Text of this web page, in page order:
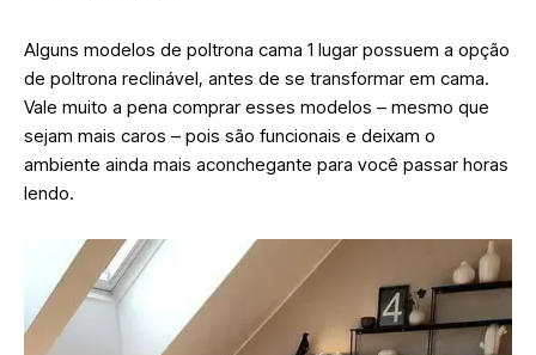
Alguns modelos de poltrona cama 1 lugar possuem a opção
de poltrona reclinável, antes de se transformar em cama.
Vale muito a pena comprar esses modelos – mesmo que
sejam mais caros – pois são funcionais e deixam o
ambiente ainda mais aconchegante para você passar horas
lendo.